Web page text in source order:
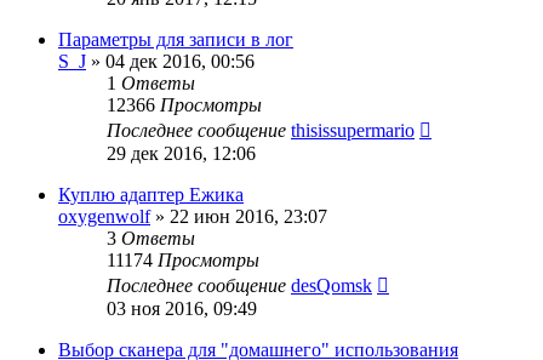
Параметры для записи в лог
S_J » 04 дек 2016, 00:56
1 Ответы
12366 Просмотры
Последнее сообщение thisissupermario
29 дек 2016, 12:06
Куплю адаптер Ежика
oxygenwolf» 22 июн 2016, 23:07
3 Ответы
11174 Просмотры
Последнее сообщение desQomsk
03 ноя 2016, 09:49
Выбор сканера для "домашнего" использования